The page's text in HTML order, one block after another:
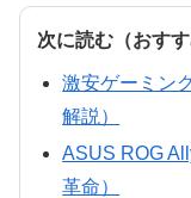
次に読む（おすす
激安ゲーミン
解説）
ASUS ROG
革命）